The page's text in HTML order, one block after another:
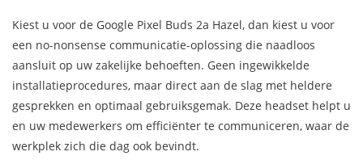
Kiest u voor de Google Pixel Buds 2a Hazel, dan kiest u voor
een no-nonsense communicatie-oplossing die naadloos
aansluit op uw zakelijke behoeften. Geen ingewikkelde
installatieprocedures, maar direct aan de slag met heldere
gesprekken en optimaal gebruiksgemak. Deze headset helpt u
en uw medewerkers om efficiënter te communiceren, waar de
werkplek zich die dag ook bevindt.